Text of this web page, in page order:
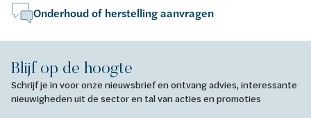
Onderhoud of herstelling aanvragen
Blijf op de hoogte
Schrijf je in voor onze nieuwsbrief en ontvang advies, interessante
nieuwigheden uit de sector en tal van acties en promoties